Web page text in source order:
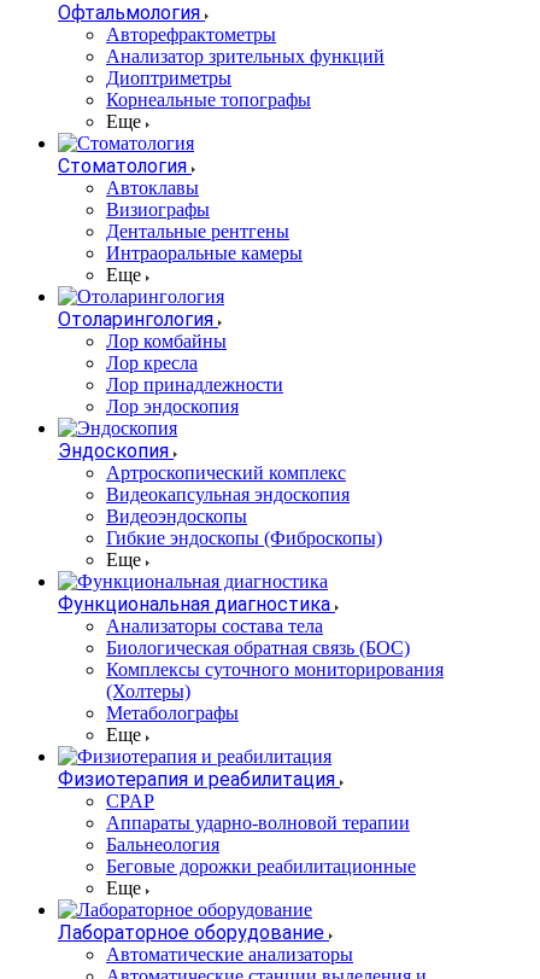
Офтальмология
Авторефрактометры
Анализатор зрительных функций
Диоптриметры
Корнеальные топографы
Еще
Стоматология
Автоклавы
Визиографы
Дентальные рентгены
Интраоральные камеры
Еще
Отоларингология
Лор комбайны
Лор кресла
Лор принадлежности
Лор эндоскопия
Эндоскопия
Артроскопический комплекс
Видеокапсульная эндоскопия
Видеоэндоскопы
Гибкие эндоскопы (Фиброcкопы)
Еще
Функциональная диагностика
Анализаторы состава тела
Биологическая обратная связь (БОС)
Комплексы суточного мониторирования
(Холтеры)
Метаболографы
Еще
Физиотерапия и реабилитация
CPAP
Аппараты ударно-волновой терапии
Бальнеология
Беговые дорожки реабилитационные
Еще
Лабораторное оборудование
Автоматические анализаторы